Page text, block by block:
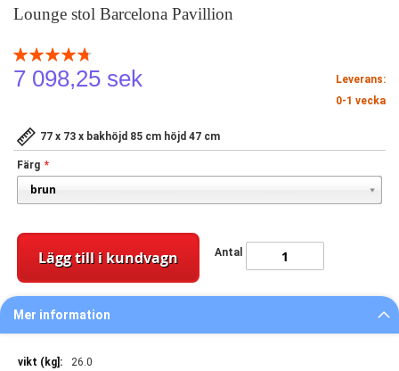
Lounge stol Barcelona Pavillion
Rating:
96
% of 100
7 098,25 sek
Leverans:
0-1 vecka
77 x 73 x bakhöjd 85 cm höjd 47 cm
Färg
Antal
Lägg till i kundvagn
Mer information
Mer
26.0